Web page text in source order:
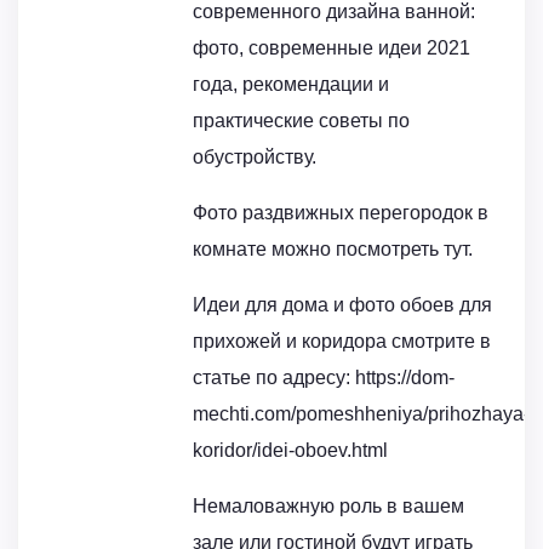
современного дизайна ванной:
фото, современные идеи 2021
года, рекомендации и
практические советы по
обустройству.
Фото раздвижных перегородок в
комнате можно посмотреть тут.
Идеи для дома и фото обоев для
прихожей и коридора смотрите в
статье по адресу: https://dom-
mechti.com/pomeshheniya/prihozhaya-
koridor/idei-oboev.html
Немаловажную роль в вашем
зале или гостиной будут играть